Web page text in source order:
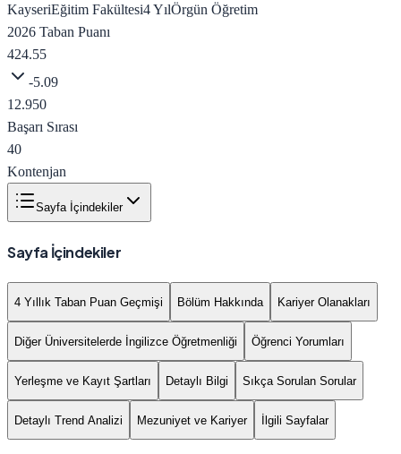
KayseriEğitim Fakültesi4YılÖrgün Öğretim
2026 Taban Puanı
424.55
-5.09
12.950
Başarı Sırası
40
Kontenjan
Sayfa İçindekiler
Sayfa İçindekiler
4 Yıllık Taban Puan Geçmişi Bölüm Hakkında Kariyer Olanakları
Diğer Üniversitelerde İngilizce Öğretmenliği Öğrenci Yorumları
Yerleşme ve Kayıt Şartları Detaylı Bilgi Sıkça Sorulan Sorular
Detaylı Trend Analizi Mezuniyet ve Kariyer İlgili Sayfalar